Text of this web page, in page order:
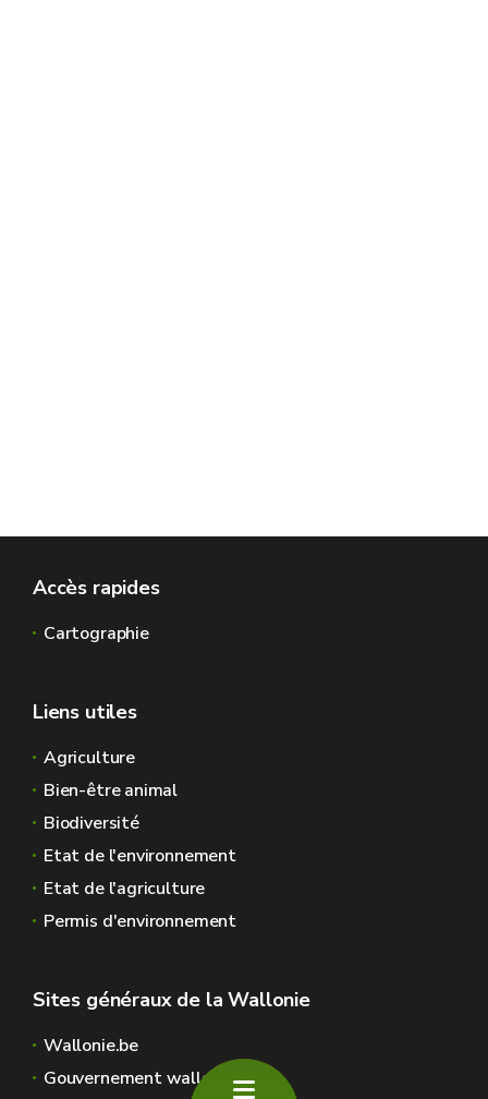
Accès rapides
Cartographie
Liens utiles
Agriculture
Bien-être animal
Biodiversité
Etat de l'environnement
Etat de l'agriculture
Permis d'environnement
Sites généraux de la Wallonie
Wallonie.be
Gouvernement wallon